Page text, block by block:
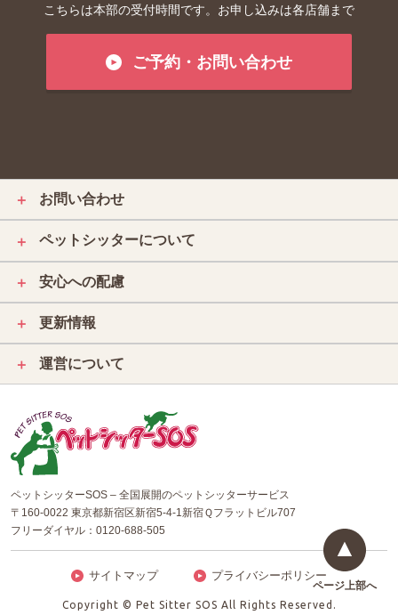
こちらは本部の受付時間です。お申し込みは各店舗まで
ご予約・お問い合わせ
＋ お問い合わせ
＋ ペットシッターについて
＋ 安心への配慮
＋ 更新情報
＋ 運営について
ペットシッターSOS – 全国展開のペットシッターサービス
〒160-0022 東京都新宿区新宿5-4-1新宿Ｑフラットビル707
フリーダイヤル： 0120-688-505
サイトマップ プライバシーポリシー
Copyright © Pet Sitter SOS All Rights Reserved.
ページ上部へ